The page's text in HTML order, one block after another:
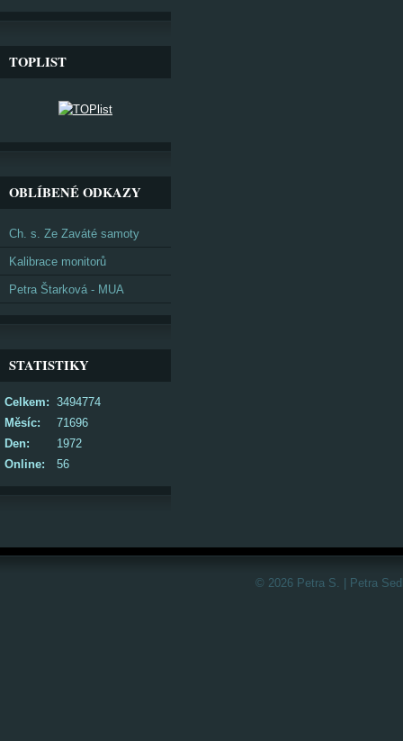
TOPLIST
OBLÍBENÉ ODKAZY
Ch. s. Ze Zaváté samoty
Kalibrace monitorů
Petra Štarková - MUA
STATISTIKY
Online: 56
Celkem: 3494774
Měsíc:
71696
Den:
1972
© 2026 Petra S. | Petra